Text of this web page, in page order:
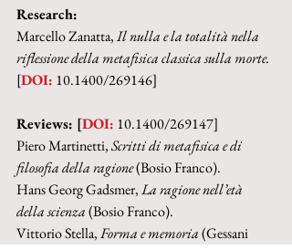
Research:
Marcello Zanatta, Il nulla e la totalità nella
riflessione della metafisica classica sulla morte.
[DOI: 10.1400/269146]
Reviews: [DOI: 10.1400/269147]
Piero Martinetti, Scritti di metafisica e di
filosofia della ragione (Bosio Franco).
Hans Georg Gadsmer, La ragione nell’età
della scienza (Bosio Franco).
Vittorio Stella, Forma e memoria (Gessani